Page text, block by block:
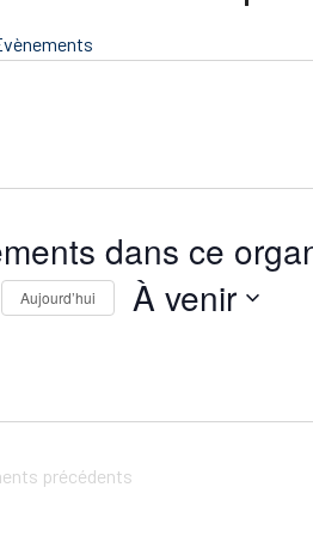
dans ce
Aujourd’hui À venir
précédents